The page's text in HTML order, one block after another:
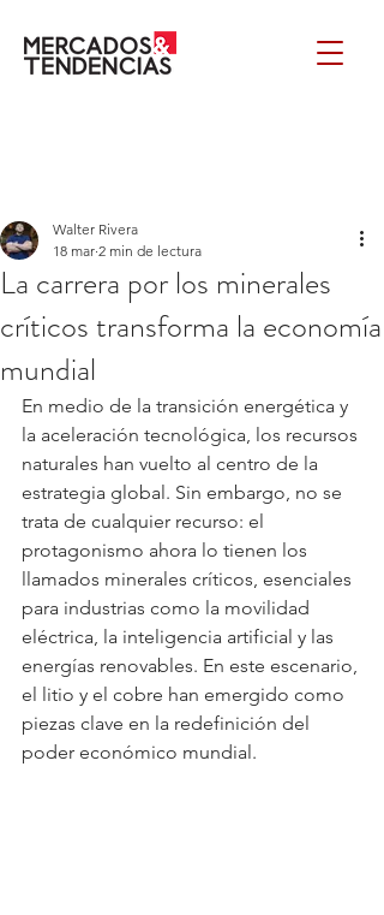
La carrera por los minerales
críticos transforma la economía
mundial
Walter Rivera
18 mar 2 min de lectura
En medio de la transición energética y
la aceleración tecnológica, los recursos
naturales han vuelto al centro de la
estrategia global. Sin embargo, no se
trata de cualquier recurso: el
protagonismo ahora lo tienen los
llamados minerales críticos, esenciales
para industrias como la movilidad
eléctrica, la inteligencia artificial y las
energías renovables. En este escenario,
el litio y el cobre han emergido como
piezas clave en la redefinición del
poder económico mundial.